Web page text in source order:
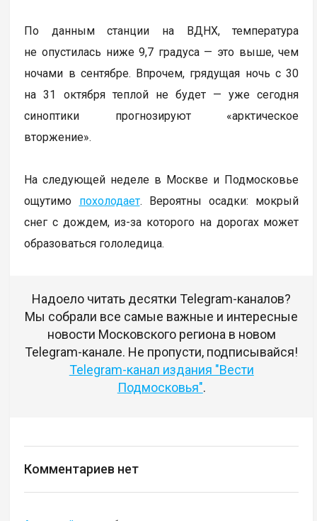
По данным станции на ВДНХ, температура
не опустилась ниже 9,7 градуса — это выше, чем
ночами в сентябре. Впрочем, грядущая ночь с 30
на 31 октября теплой не будет — уже сегодня
синоптики прогнозируют «арктическое
вторжение».
На следующей неделе в Москве и Подмосковье
ощутимо похолодает. Вероятны осадки: мокрый
снег с дождем, из-за которого на дорогах может
образоваться гололедица.
Надоело читать десятки Telegram-каналов?
Мы собрали все самые важные и интересные
новости Московского региона в новом
Telegram-канале. Не пропусти, подписывайся!
Telegram-канал издания "Вести
Подмосковья".
Комментариев нет